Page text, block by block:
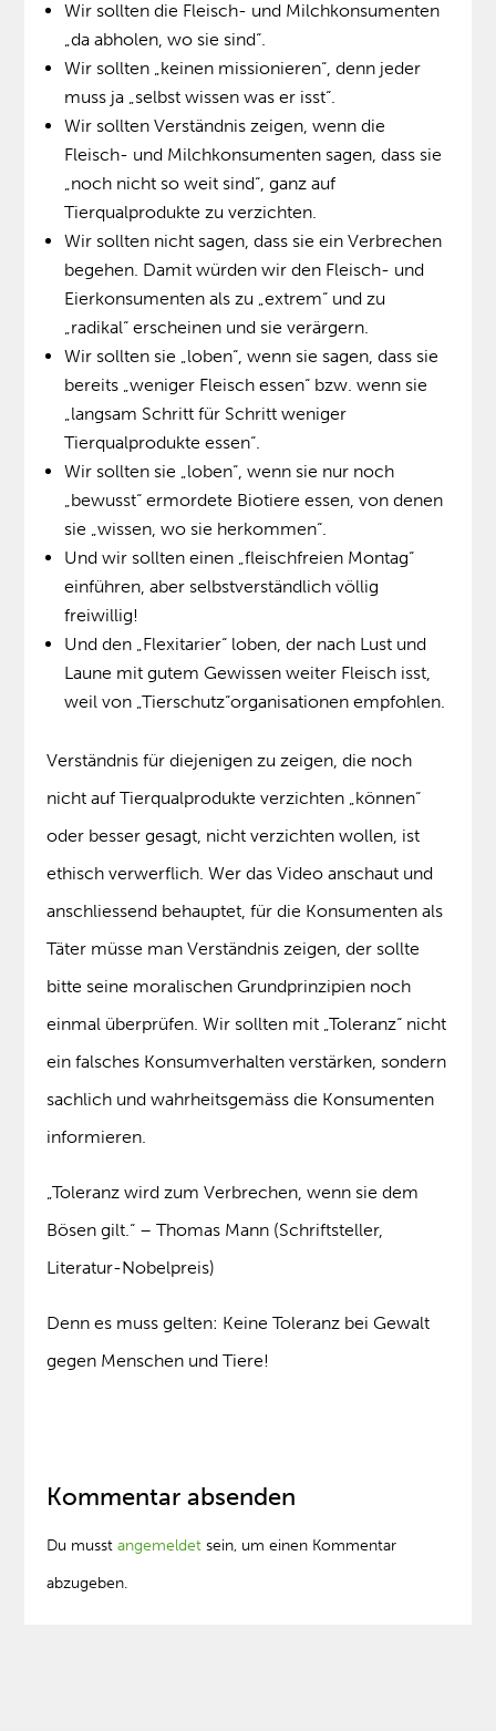
Wir sollten die Fleisch- und Milchkonsumenten
„da abholen, wo sie sind“.
Wir sollten „keinen missionieren“, denn jeder
muss ja „selbst wissen was er isst“.
Wir sollten Verständnis zeigen, wenn die
Fleisch- und Milchkonsumenten sagen, dass sie
„noch nicht so weit sind“, ganz auf
Tierqualprodukte zu verzichten.
Wir sollten nicht sagen, dass sie ein Verbrechen
begehen. Damit würden wir den Fleisch- und
Eierkonsumenten als zu „extrem“ und zu
„radikal“ erscheinen und sie verärgern.
Wir sollten sie „loben“, wenn sie sagen, dass sie
bereits „weniger Fleisch essen“ bzw. wenn sie
„langsam Schritt für Schritt weniger
Tierqualprodukte essen“.
Wir sollten sie „loben“, wenn sie nur noch
„bewusst“ ermordete Biotiere essen, von denen
sie „wissen, wo sie herkommen“.
Und wir sollten einen „fleischfreien Montag“
einführen, aber selbstverständlich völlig
freiwillig!
Und den „Flexitarier“ loben, der nach Lust und
Laune mit gutem Gewissen weiter Fleisch isst,
weil von „Tierschutz“organisationen empfohlen.
Verständnis für diejenigen zu zeigen, die noch
nicht auf Tierqualprodukte verzichten „können“
oder besser gesagt, nicht verzichten wollen, ist
ethisch verwerflich. Wer das Video anschaut und
anschliessend behauptet, für die Konsumenten als
Täter müsse man Verständnis zeigen, der sollte
bitte seine moralischen Grundprinzipien noch
einmal überprüfen. Wir sollten mit „Toleranz“ nicht
ein falsches Konsumverhalten verstärken, sondern
sachlich und wahrheitsgemäss die Konsumenten
informieren.
„Toleranz wird zum Verbrechen, wenn sie dem
Bösen gilt.“ – Thomas Mann (Schriftsteller,
Literatur-Nobelpreis)
Denn es muss gelten: Keine Toleranz bei Gewalt
gegen Menschen und Tiere!
Kommentar absenden
Du musstangemeldet sein, um einen Kommentar
abzugeben.